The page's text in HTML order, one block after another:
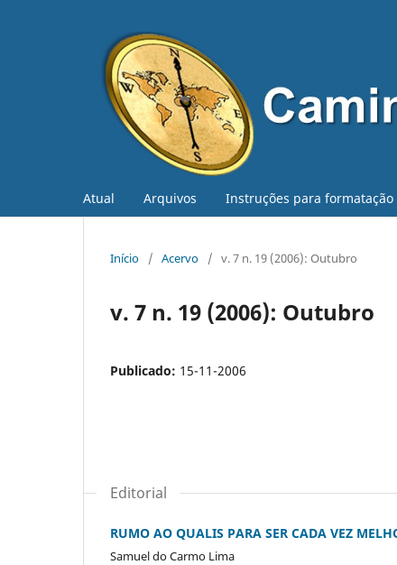
Atual Arquivos Instruções para formatação
Início / Acervo / v. 7 n. 19 (2006): Outubro
v. 7 n. 19 (2006): Outubro
Publicado: 15-11-2006
Editorial
RUMO AO QUALIS PARA SER CADA VEZ
Samuel do Carmo Lima